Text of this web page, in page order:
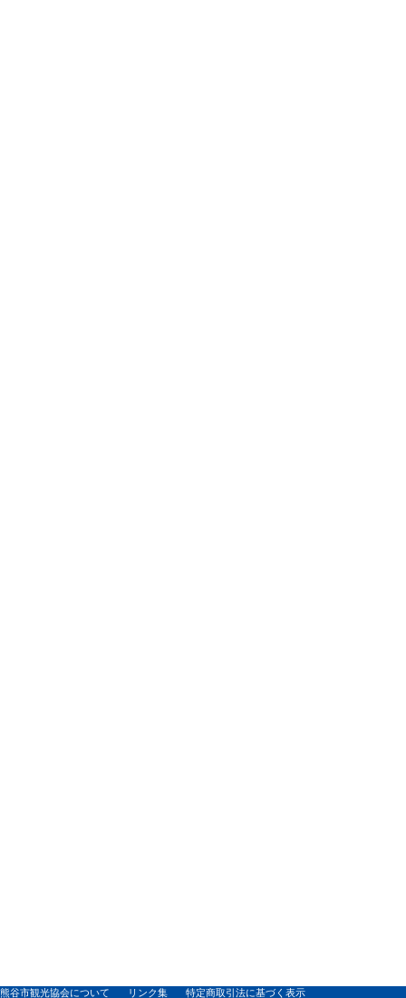
熊谷市観光協会について リンク集 特定商取引法に基づく表示